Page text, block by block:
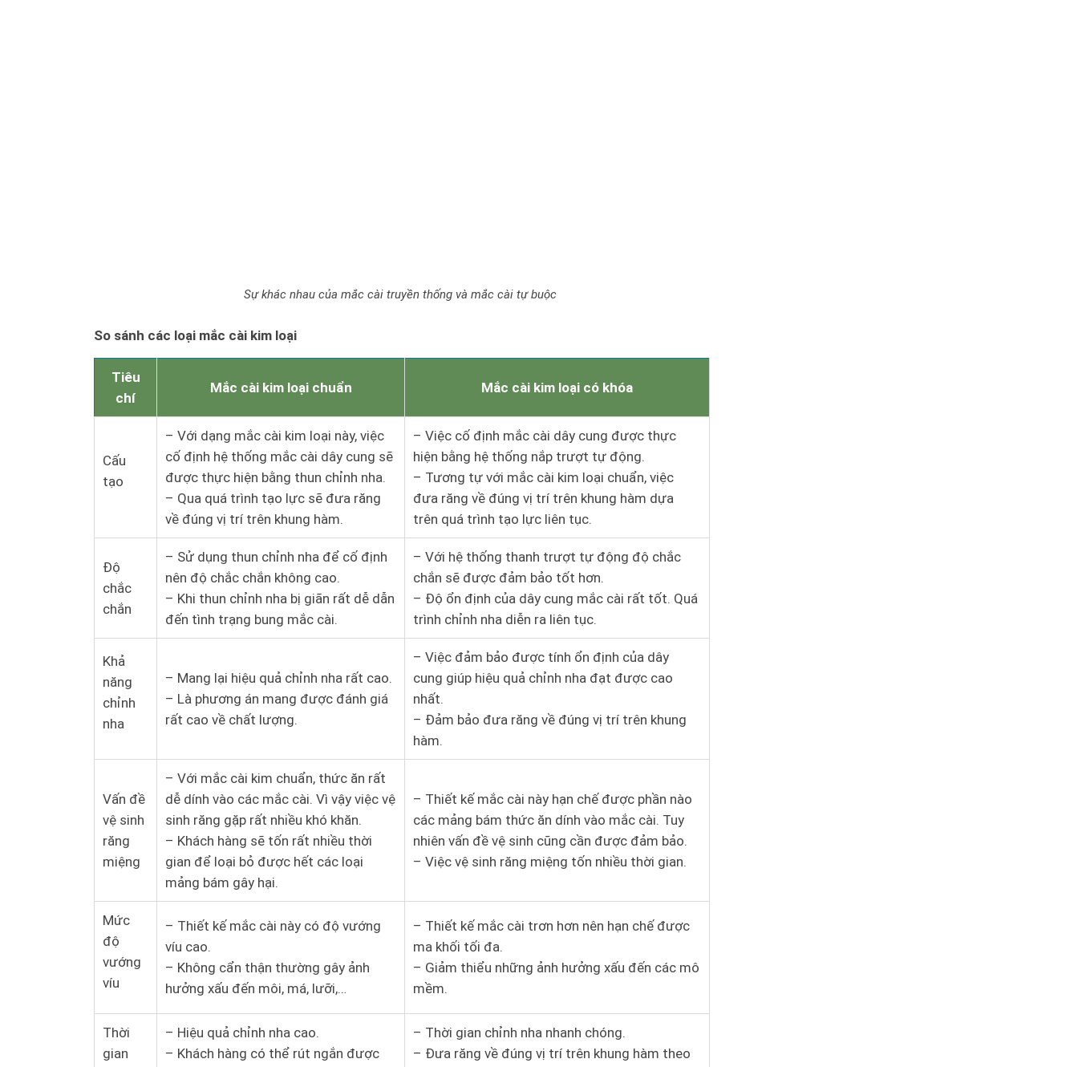
Sự khác nhau của mắc cài truyền thống và mắc cài tự buộc
So sánh các loại mắc cài kim loại
Tiêu
chí
Mắc cài kim loại chuẩn Mắc cài kim loại có khóa
Cấu
tạo
– Với dạng mắc cài kim loại này, việc
cố định hệ thống mắc cài dây cung sẽ
được thực hiện bằng thun chỉnh nha.
– Qua quá trình tạo lực sẽ đưa răng
về đúng vị trí trên khung hàm.
– Việc cố định mắc cài dây cung được thực
hiện bằng hệ thống nắp trượt tự động.
– Tương tự với mắc cài kim loại chuẩn, việc
đưa răng về đúng vị trí trên khung hàm dựa
trên quá trình tạo lực liên tục.
Độ
chắc
chắn
– Sử dụng thun chỉnh nha để cố định
nên độ chắc chắn không cao.
– Khi thun chỉnh nha bị giãn rất dễ dẫn
đến tình trạng bung mắc cài.
– Với hệ thống thanh trượt tự động độ chắc
chắn sẽ được đảm bảo tốt hơn.
– Độ ổn định của dây cung mắc cài rất tốt. Quá
trình chỉnh nha diễn ra liên tục.
Khả
năng
chỉnh
nha
– Mang lại hiệu quả chỉnh nha rất cao.
– Là phương án mang được đánh giá
rất cao về chất lượng.
– Việc đảm bảo được tính ổn định của dây
cung giúp hiệu quả chỉnh nha đạt được cao
nhất.
– Đảm bảo đưa răng về đúng vị trí trên khung
hàm.
Vấn đề
vệ sinh
răng
miệng
– Với mắc cài kim chuẩn, thức ăn rất
dễ dính vào các mắc cài. Vì vậy việc vệ
sinh răng gặp rất nhiều khó khăn.
– Khách hàng sẽ tốn rất nhiều thời
gian để loại bỏ được hết các loại
mảng bám gây hại.
– Thiết kế mắc cài này hạn chế được phần nào
các mảng bám thức ăn dính vào mắc cài. Tuy
nhiên vấn đề vệ sinh cũng cần được đảm bảo.
– Việc vệ sinh răng miệng tốn nhiều thời gian.
Mức
độ
vướng
víu
– Thiết kế mắc cài này có độ vướng
víu cao.
– Không cẩn thận thường gây ảnh
hưởng xấu đến môi, má, lưỡi,…
– Thiết kế mắc cài trơn hơn nên hạn chế được
ma khối tối đa.
– Giảm thiểu những ảnh hưởng xấu đến các mô
mềm.
Thời
gian
– Hiệu quả chỉnh nha cao.
– Khách hàng có thể rút ngắn được
– Thời gian chỉnh nha nhanh chóng.
– Đưa răng về đúng vị trí trên khung hàm theo